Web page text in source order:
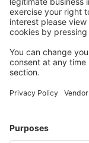
Copyright ©